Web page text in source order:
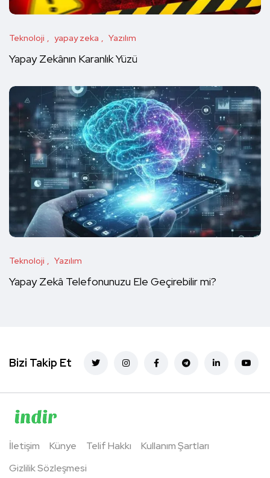
Teknoloji yapay zeka Yazılım
Yapay Zekânın Karanlık Yüzü
Teknoloji Yazılım
Yapay Zekâ Telefonunuzu Ele Geçirebilir mi?
Bizi Takip Et
İletişim Künye Telif Hakkı
Kullanım Şartları
Gizlilik Sözleşmesi